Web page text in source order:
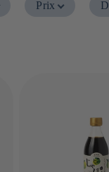
Prix